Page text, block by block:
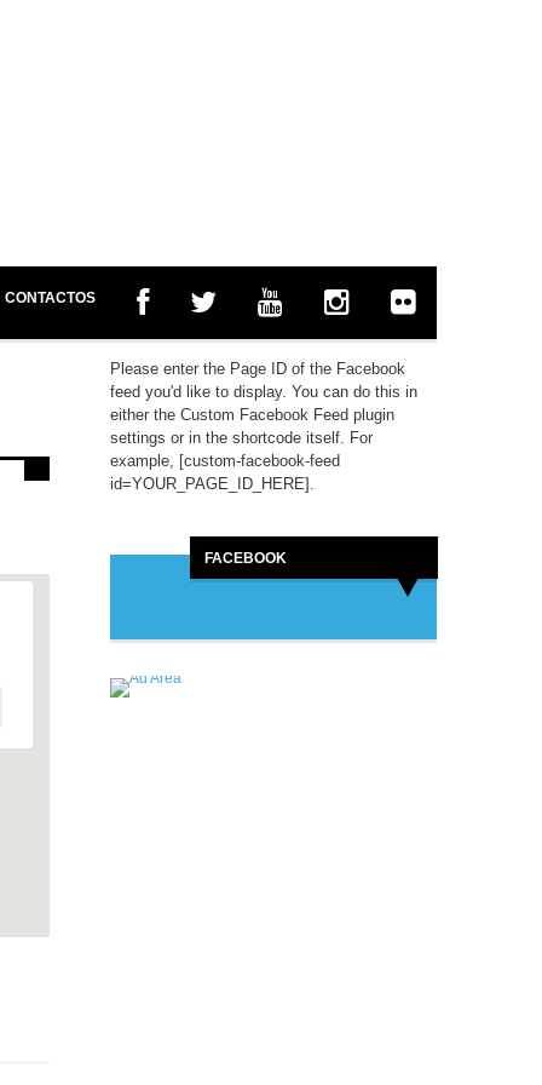
CONTACTOS
Please enter the Page ID of the Facebook
feed you'd like to display. You can do this in
either the Custom Facebook Feed plugin
settings or in the shortcode itself. For
example, [custom-facebook-feed
id=YOUR_PAGE_ID_HERE].
FACEBOOK